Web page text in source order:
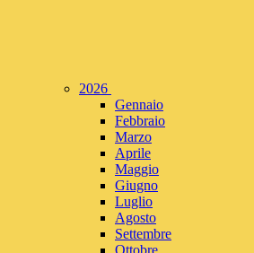
2026
Gennaio
Febbraio
Marzo
Aprile
Maggio
Giugno
Luglio
Agosto
Settembre